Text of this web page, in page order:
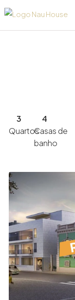
Quartos
3
Casas de
banho
4